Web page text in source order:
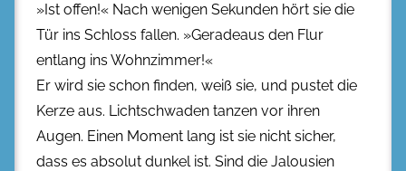
»Ist offen!« Nach wenigen Sekunden hört sie die
Tür ins Schloss fallen. »Geradeaus den Flur
entlang ins Wohnzimmer!«
Er wird sie schon finden, weiß sie, und pustet die
Kerze aus. Lichtschwaden tanzen vor ihren
Augen. Einen Moment lang ist sie nicht sicher,
dass es absolut dunkel ist. Sind die Jalousien